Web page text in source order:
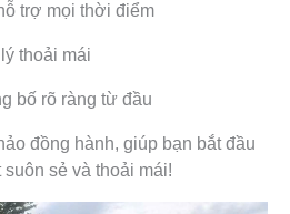
trợ mọi thời điểm
thoải mái
bố rõ ràng từ đầu
đồng hành, giúp bạn bắt đầu
sẻ và thoải mái!